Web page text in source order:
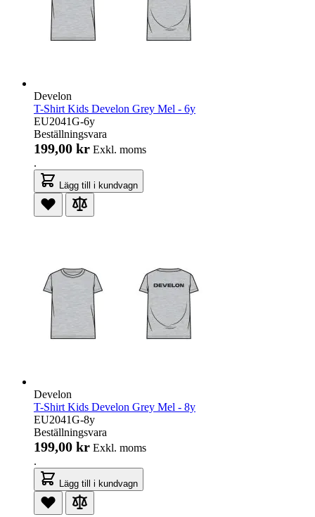
Develon
T-Shirt Kids Develon Grey Mel - 6y
EU2041G-6y
Beställningsvara
199,00 kr Exkl. moms
.
Lägg till i kundvagn
Develon
T-Shirt Kids Develon Grey Mel - 8y
EU2041G-8y
Beställningsvara
199,00 kr Exkl. moms
.
Lägg till i kundvagn